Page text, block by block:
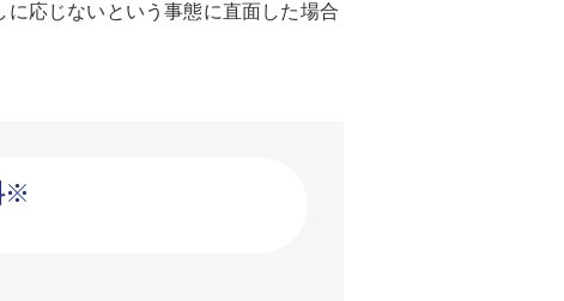
応じないという事態に直面した場合
※